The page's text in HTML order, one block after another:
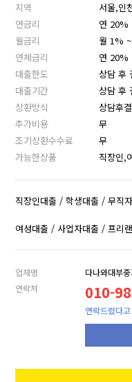
지역
서울,인
연금리
연 20%
월금리
월 1%
연체금리
연 20%
대출한도
상담 후
대출기간
상담 후
상환방식
상담후
추가비용
무
조기상환수수료
무
가능한상품
직장인,
직장인대출 / 학생대출 / 무직
여성대출 / 사업자대출 / 프리
업체명
다나와대부
연락처
010-
연락드렸다